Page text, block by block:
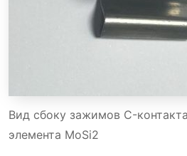
Вид сбоку зажимов C-
элемента MoSi2